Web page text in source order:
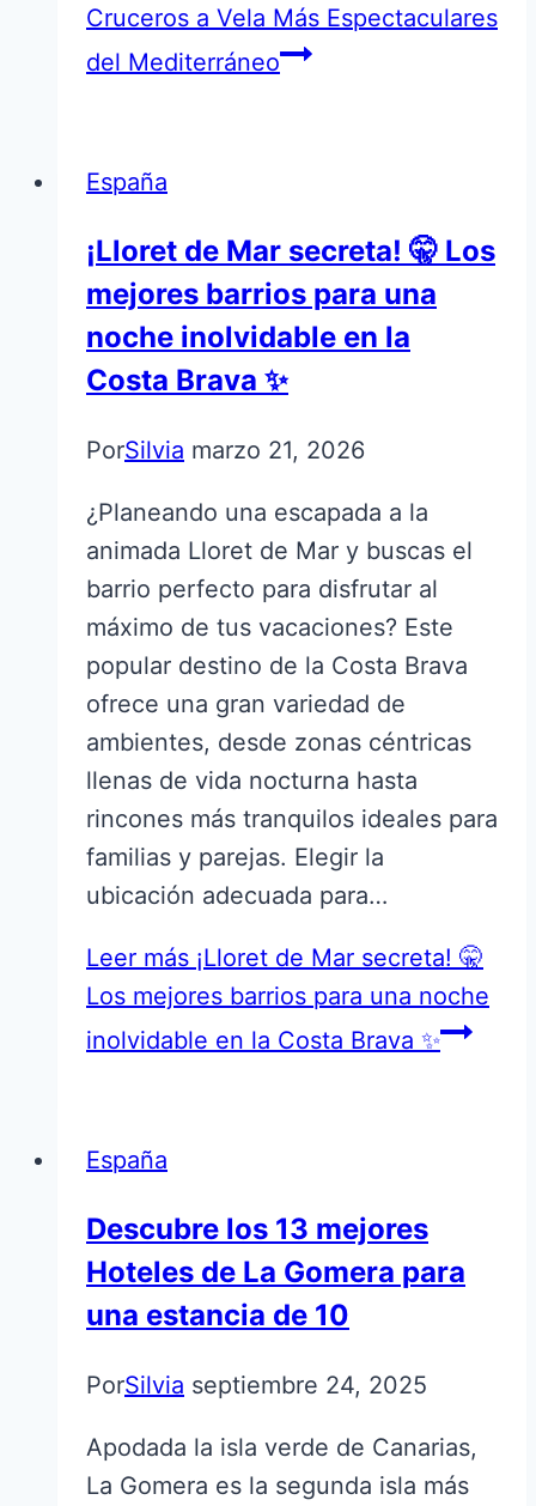
Cruceros a Vela Más Espectaculares
del Mediterráneo
España
¡Lloret de Mar secreta! 🤫 Los
mejores barrios para una
noche inolvidable en la
Costa Brava ✨
PorSilvia marzo 21, 2026
¿Planeando una escapada a la
animada Lloret de Mar y buscas el
barrio perfecto para disfrutar al
máximo de tus vacaciones? Este
popular destino de la Costa Brava
ofrece una gran variedad de
ambientes, desde zonas céntricas
llenas de vida nocturna hasta
rincones más tranquilos ideales para
familias y parejas. Elegir la
ubicación adecuada para…
Leer más ¡Lloret de Mar secreta! 🤫
Los mejores barrios para una noche
inolvidable en la Costa Brava ✨
España
Descubre los 13 mejores
Hoteles de La Gomera para
una estancia de 10
PorSilvia septiembre 24, 2025
Apodada la isla verde de Canarias,
La Gomera es la segunda isla más